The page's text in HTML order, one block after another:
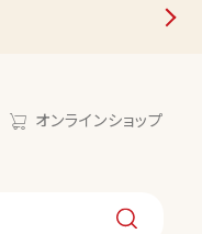
オンラインショップ